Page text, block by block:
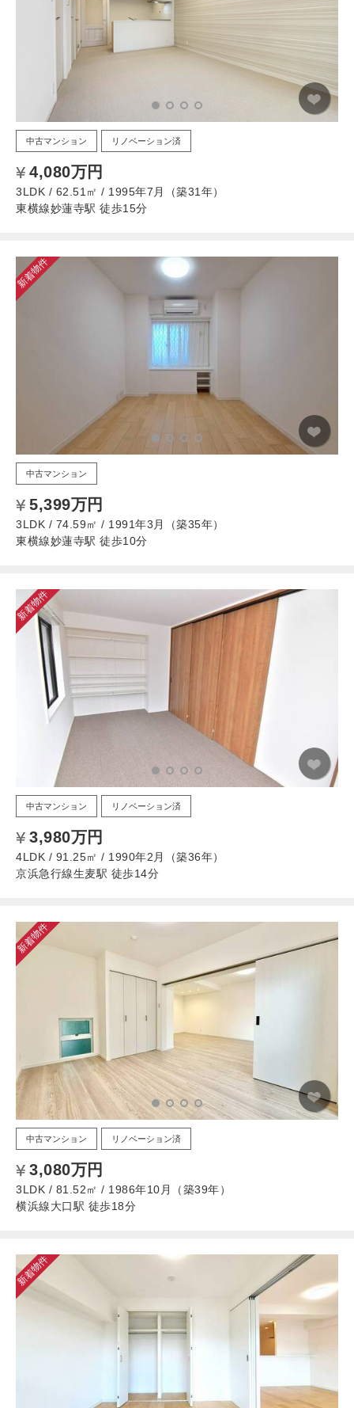
中古マンション リノベーション済
4,080万円
3LDK / 62.51㎡ / 1995年7月（築31年）
東横線妙蓮寺駅 徒歩15分
新着物件
中古マンション
5,399万円
3LDK / 74.59㎡ / 1991年3月（築35年）
東横線妙蓮寺駅 徒歩10分
新着物件
中古マンション リノベーション済
3,980万円
4LDK / 91.25㎡ / 1990年2月（築36年）
京浜急行線生麦駅 徒歩14分
新着物件
中古マンション リノベーション済
3,080万円
3LDK / 81.52㎡ / 1986年10月（築39年）
横浜線大口駅 徒歩18分
新着物件